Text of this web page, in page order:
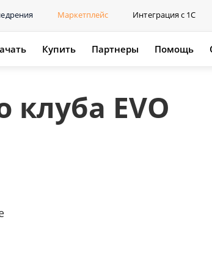
Маркетплейс Интеграция с 1С
Купить Партнеры Помощь
клуба EVO